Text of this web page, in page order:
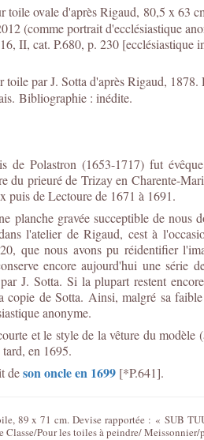
toile ovale d'après Rigaud, 80,5 x 63
(comme portrait d'ecclésiastique
II, cat. P.680, p. 230 [ecclésiastique
toile par J. Sotta d'après Rigaud,
Bibliographie : inédite.
de Polastron (1653-1717) fut
du prieuré de Trizay en Charente-
puis de Lectoure de 1671 à 1691.
planche gravée succeptible de nous
l'atelier de Rigaud, cest à
que nous avons pu réidentifier
encore aujourd'hui une série
J. Sotta. Si la plupart restent
copie de Sotta. Ainsi, malgré sa
anonyme.
et le style de la vêture du modèle
en 1695.
deson oncle en 1699 [*P.641].
89 x 71 cm. Devise rapportée : « SUB
Classe/Pour les toiles à peindre/ Meissonnier/